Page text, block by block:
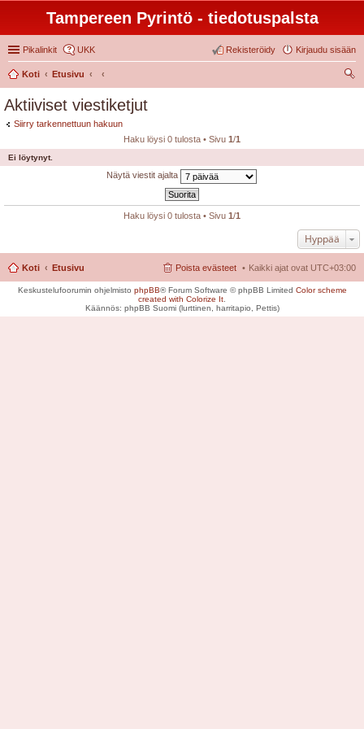
Tampereen Pyrintö - tiedotuspalsta
Pikalinkit UKK Kirjaudu sisään
Rekisteröidy
Koti
Etusivu
Aktiiviset viestiketjut
Siirry tarkennettuun hakuun
Haku löysi 0 tulosta • Sivu 1/1
Ei löytynyt.
Näytä viestit ajalta
Haku löysi 0 tulosta • Sivu 1/1
Hyppää
Koti Etusivu Kaikki ajat ovat UTC+03:00
Poista evästeet
Keskustelufoorumin ohjelmisto phpBB® Forum Software © phpBB Limited Color scheme
created with Colorize It
Käännös: phpBB Suomi (lurttinen, harritapio, Pettis)